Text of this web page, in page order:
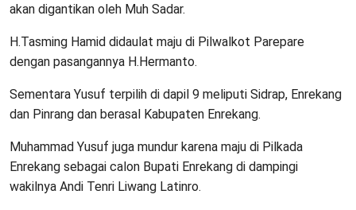
akan digantikan oleh Muh Sadar.
H.Tasming Hamid didaulat maju di Pilwalkot Parepare
dengan pasangannya H.Hermanto.
Sementara Yusuf terpilih di dapil 9 meliputi Sidrap, Enrekang
dan Pinrang dan berasal Kabupaten Enrekang.
Muhammad Yusuf juga mundur karena maju di Pilkada
Enrekang sebagai calon Bupati Enrekang di dampingi
wakilnya Andi Tenri Liwang Latinro.